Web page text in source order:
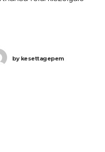
be, hogy február 19-én
20 órától 35 órás sztrájkra
bykesettagepem